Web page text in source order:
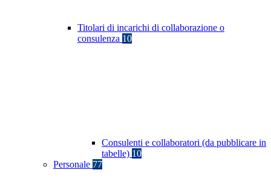
Titolari di incarichi di collaborazione o
consulenza 10
Consulenti e collaboratori (da pubblicare in
tabelle) 10
Personale 77